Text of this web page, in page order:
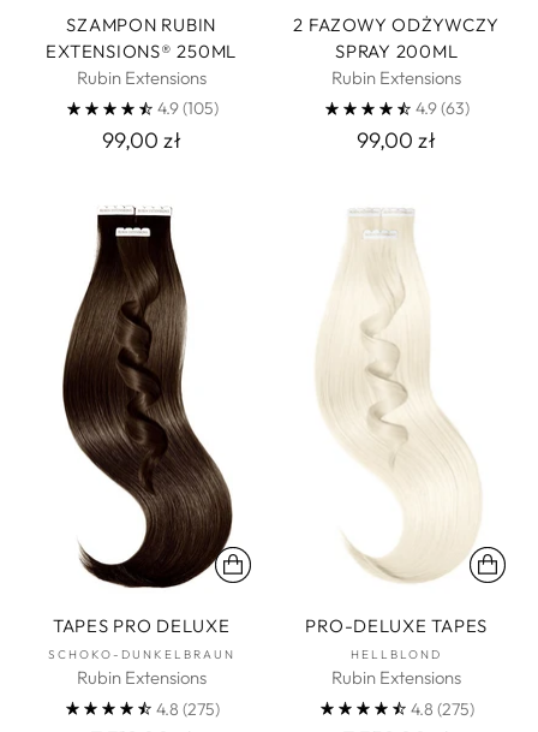
SZAMPON RUBIN
EXTENSIONS® 250ML
Rubin Extensions
4.9(105)
99,00 zł
2 FAZOWY ODŻYWCZY
SPRAY 200ML
Rubin Extensions
4.9(63)
99,00 zł
TAPES PRO DELUXE
SCHOKO-DUNKELBRAUN
Rubin Extensions
4.8 (275)
PRO-DELUXE TAPES
HELLBLOND
Rubin Extensions
4.8 (275)